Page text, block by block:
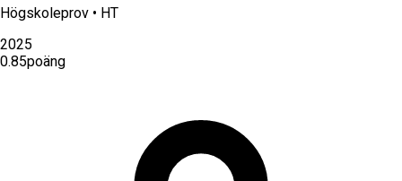
Högskoleprov • HT
2025
0.85poäng